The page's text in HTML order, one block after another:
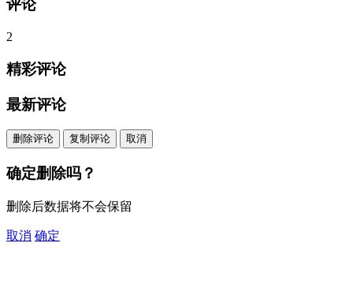
评论
2
精彩评论
最新评论
删除评论 复制评论 取消
确定删除吗？
删除后数据将不会保留
取消 确定